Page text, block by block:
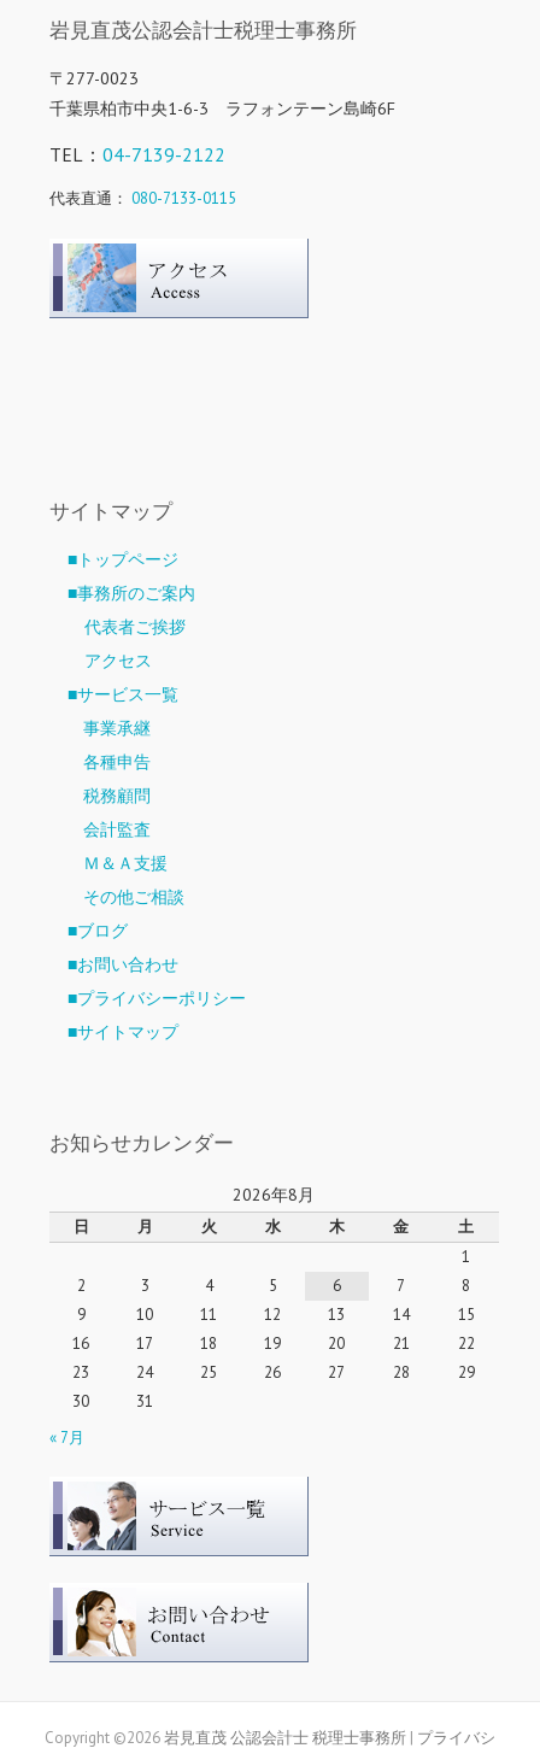
岩見直茂公認会計士税理士事務所
〒277-0023
千葉県柏市中央1-6-3 ラフォンテーン島崎6F
TEL： 04-7139-2122
代表直通： 080-7133-0115
サイトマップ
■トップページ
■事務所のご案内
代表者ご挨拶
アクセス
■サービス一覧
事業承継
各種申告
税務顧問
会計監査
Ｍ＆Ａ支援
その他ご相談
■ブログ
■お問い合わせ
■プライバシーポリシー
■サイトマップ
お知らせカレンダー
2026年8月
日 月 火 水 木 金
土
1
2
3 4 5 6 7
8
9
10 11 12 13 14
15
16
17 18 19 20 21
22
23
24 25 26 27 28
29
30
31
« 7月
Copyright ©2026岩見直茂 公認会計士 税理士事務所 | プライバシ